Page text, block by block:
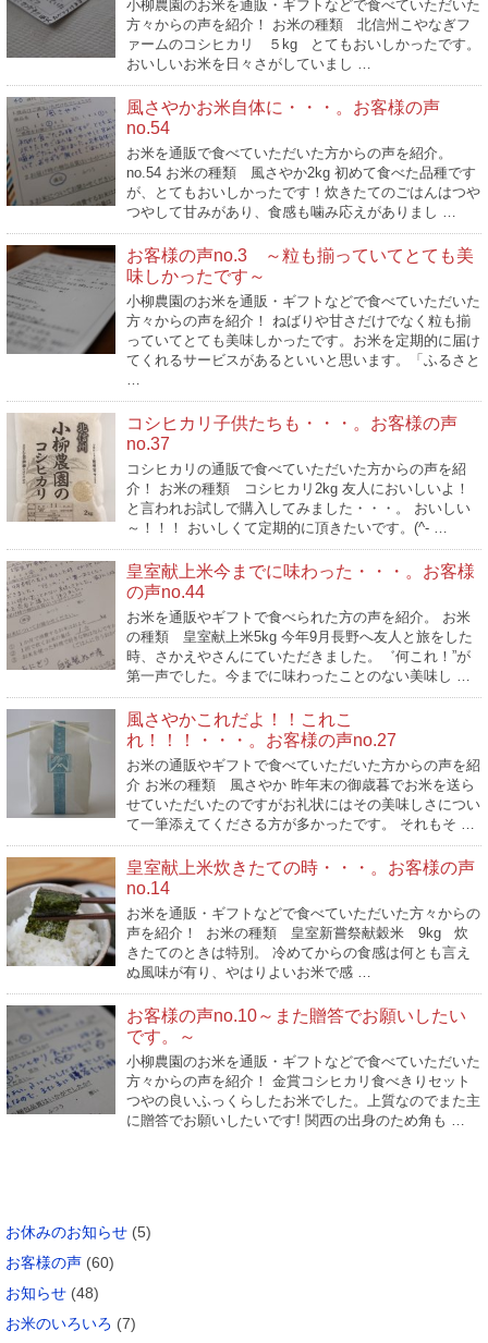
小柳農園のお米を通販・ギフトなどで食べていただいた
方々からの声を紹介！ お米の種類 北信州こやなぎフ
ァームのコシヒカリ ５kg とてもおいしかったです。
おいしいお米を日々さがしていまし …
風さやかお米自体に・・・。お客様の声
no.54
お米を通販で食べていただいた方からの声を紹介。
no.54 お米の種類 風さやか2kg 初めて食べた品種です
が、とてもおいしかったです！炊きたてのごはんはつや
つやして甘みがあり、食感も噛み応えがありまし …
お客様の声no.3 ～粒も揃っていてとても美
味しかったです～
小柳農園のお米を通販・ギフトなどで食べていただいた
方々からの声を紹介！ ねばりや甘さだけでなく粒も揃
っていてとても美味しかったです。お米を定期的に届け
てくれるサービスがあるといいと思います。「ふるさと
コシヒカリ子供たちも・・・。お客様の声
no.37
コシヒカリの通販で食べていただいた方からの声を紹
介！ お米の種類 コシヒカリ2kg 友人においしいよ！
と言われお試しで購入してみました・・・。 おいしい
～！！！ おいしくて定期的に頂きたいです。(^- …
皇室献上米今までに味わった・・・。お客様
の声no.44
お米を通販やギフトで食べられた方の声を紹介。 お米
の種類 皇室献上米5kg 今年9月長野へ友人と旅をした
時、さかえやさんにていただきました。゛何これ！”が
第一声でした。今までに味わったことのない美味し …
風さやかこれだよ！！これこ
れ！！！・・・。お客様の声no.27
お米の通販やギフトで食べていただいた方からの声を紹
介 お米の種類 風さやか 昨年末の御歳暮でお米を送ら
せていただいたのですがお礼状にはその美味しさについ
て一筆添えてくださる方が多かったです。 それもそ …
皇室献上米炊きたての時・・・。お客様の声
no.14
お米を通販・ギフトなどで食べていただいた方々からの
声を紹介！ お米の種類 皇室新嘗祭献穀米 9kg 炊
きたてのときは特別。 冷めてからの食感は何とも言え
ぬ風味が有り、やはりよいお米で感 …
お客様の声no.10～また贈答でお願いしたい
です。～
小柳農園のお米を通販・ギフトなどで食べていただいた
方々からの声を紹介！ 金賞コシヒカリ食べきりセット
つやの良いふっくらしたお米でした。上質なのでまた主
に贈答でお願いしたいです! 関西の出身のため角も …
お休みのお知らせ (5)
お客様の声 (60)
お知らせ (48)
お米のいろいろ (7)